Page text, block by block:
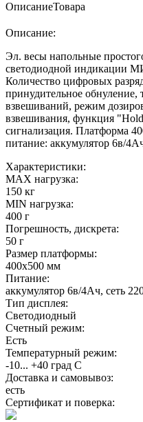
ОписаниеТовара
Описание:
Эл. весы напольные
светодиодной индикации
Количество цифровых
принудительное
взвешиваний, режим
взвешивания, функция
сигнализация. Платформа
питание: аккумулятор 6в/
Характеристики:
MAX нагрузка:
150 кг
MIN нагрузка:
400 г
Погрешность, дискрета:
50 г
Размер платформы:
400х500 мм
Питание:
аккумулятор 6в/4Ач, сеть
Тип дисплея:
Светодиодный
Счетный режим:
Есть
Температурный режим:
-10... +40 град С
Доставка и самовывоз:
есть
Сертификат и поверка: